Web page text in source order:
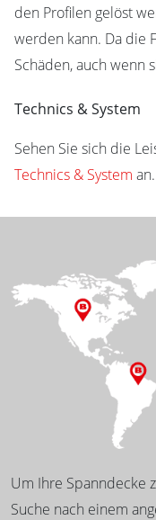
den Profilen gelöst
werden kann. Da die
Schäden, auch wenn
Technics & System
Sehen Sie sich die
Technics & System an.
Um Ihre Spanndecke
Suche nach einem